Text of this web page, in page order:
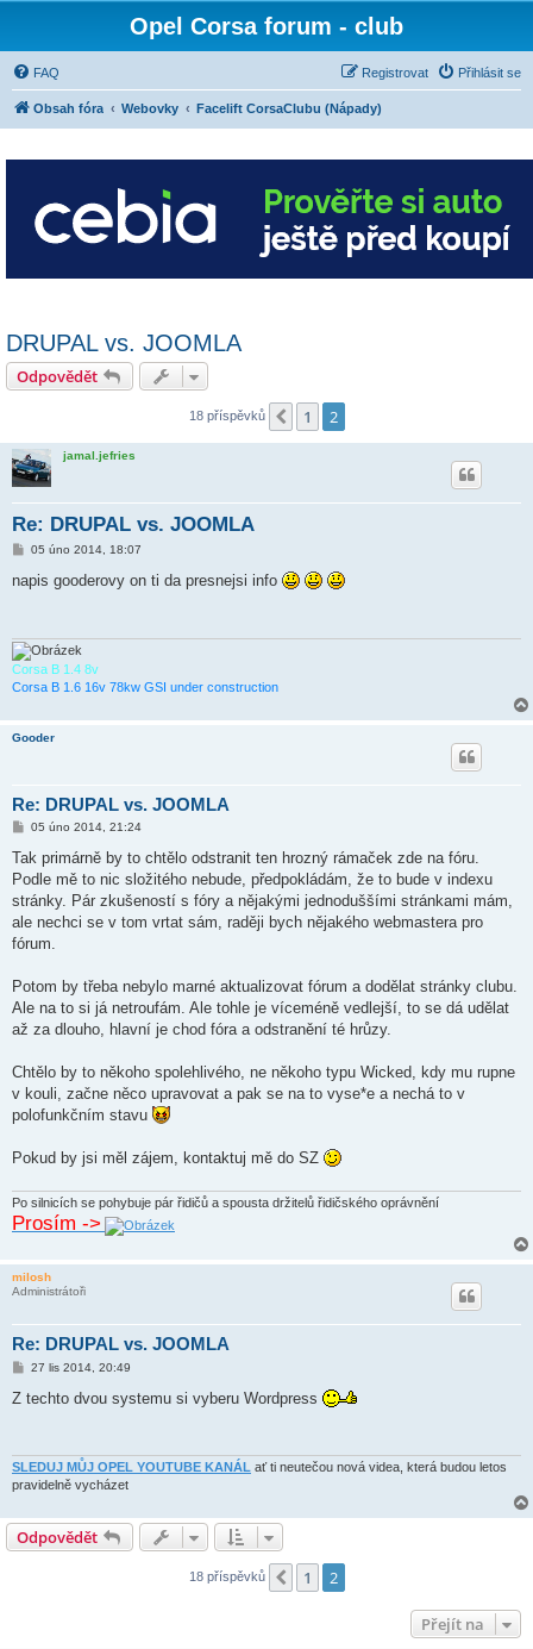
Opel Corsa forum - club
FAQ Přihlásit se
Registrovat
Obsah fóra Webovky Facelift CorsaClubu (Nápady)
DRUPAL vs. JOOMLA
Odpovědět
18 příspěvků Předchozí
1 2
jamal.jefries
Re: DRUPAL vs. JOOMLA
P
í
s
e
k
05 úno 2014, 18:07
napis gooderovy on ti da presnejsi info
Corsa B 1.4 8v
Corsa B 1.6 16v 78kw GSI under construction
Gooder
Re: DRUPAL vs. JOOMLA
P
í
p
ě
e
k
05 úno 2014, 21:24
Tak primárně by to chtělo odstranit ten hrozný rámaček zde na fóru.
Podle mě to nic složitého nebude, předpokládám, že to bude v indexu
stránky. Pár zkušeností s fóry a nějakými jednoduššími stránkami mám,
ale nechci se v tom vrtat sám, raději bych nějakého webmastera pro
fórum.
Potom by třeba nebylo marné aktualizovat fórum a dodělat stránky clubu.
Ale na to si já netroufám. Ale tohle je víceméně vedlejší, to se dá udělat
až za dlouho, hlavní je chod fóra a odstranění té hrůzy.
Chtělo by to někoho spolehlivého, ne někoho typu Wicked, kdy mu rupne
v kouli, začne něco upravovat a pak se na to vyse*e a nechá to v
polofunkčním stavu
Pokud by jsi měl zájem, kontaktuj mě do SZ
Po silnicích se pohybuje pár řidičů a spousta držitelů řidičského oprávnění
Prosím ->
milosh
Administrátoři
Re: DRUPAL vs. JOOMLA
P
í
e
k
27 lis 2014, 20:49
Z techto dvou systemu si vyberu Wordpress
SLEDUJ MŮJ OPEL YOUTUBE KANÁL ať ti neutečou nová videa, která budou letos
pravidelně vycházet
Odpovědět
18 příspěvků Předchozí
1 2
Přejít na